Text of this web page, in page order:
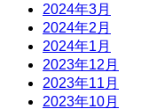
2024年3月
2024年2月
2024年1月
2023年12月
2023年11月
2023年10月